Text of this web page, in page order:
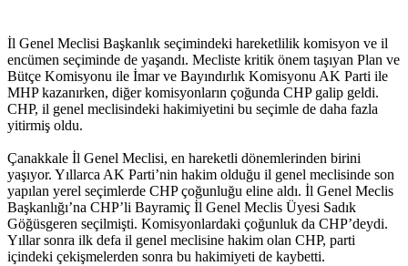
İl Genel Meclisi Başkanlık seçimindeki hareketlilik komisyon ve il
encümen seçiminde de yaşandı. Mecliste kritik önem taşıyan Plan ve
Bütçe Komisyonu ile İmar ve Bayındırlık Komisyonu AK Parti ile
MHP kazanırken, diğer komisyonların çoğunda CHP galip geldi.
CHP, il genel meclisindeki hakimiyetini bu seçimle de daha fazla
yitirmiş oldu.
Çanakkale İl Genel Meclisi, en hareketli dönemlerinden birini
yaşıyor. Yıllarca AK Parti’nin hakim olduğu il genel meclisinde son
yapılan yerel seçimlerde CHP çoğunluğu eline aldı. İl Genel Meclis
Başkanlığı’na CHP’li Bayramiç İl Genel Meclis Üyesi Sadık
Göğüsgeren seçilmişti. Komisyonlardaki çoğunluk da CHP’deydi.
Yıllar sonra ilk defa il genel meclisine hakim olan CHP, parti
içindeki çekişmelerden sonra bu hakimiyeti de kaybetti.